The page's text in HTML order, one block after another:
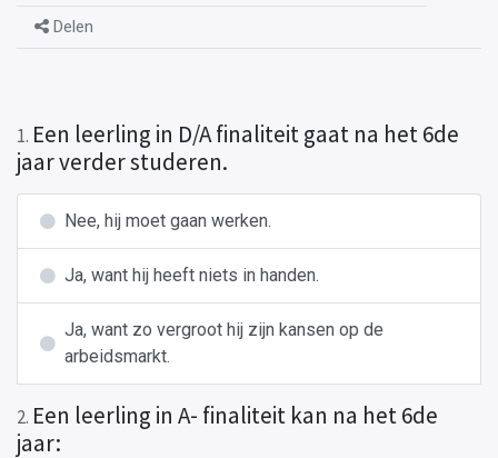
Delen
1. Een leerling in D/A finaliteit gaat na het 6de
jaar verder studeren.
Nee, hij moet gaan werken.
Ja, want hij heeft niets in handen.
Ja, want zo vergroot hij zijn kansen op de
arbeidsmarkt.
2. Een leerling in A- finaliteit kan na het 6de
jaar: